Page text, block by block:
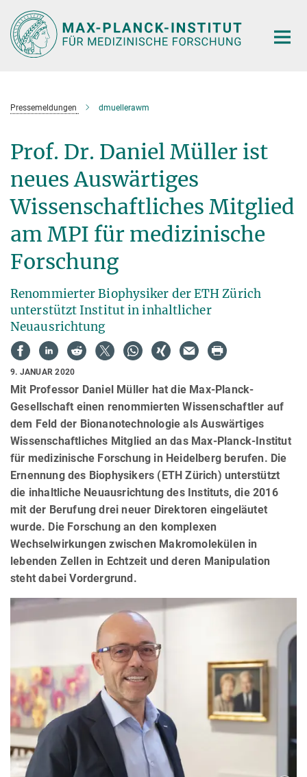
Hauptinhalt
Pressemeldungen dmuellerawm
Prof. Dr. Daniel Müller ist
neues Auswärtiges
Wissenschaftliches Mitglied
am MPI für medizinische
Forschung
Renommierter Biophysiker der ETH Zürich
unterstützt Institut in inhaltlicher
Neuausrichtung
9. JANUAR 2020
Mit Professor Daniel Müller hat die Max-Planck-
Gesellschaft einen renommierten Wissenschaftler auf
dem Feld der Bionanotechnologie als Auswärtiges
Wissenschaftliches Mitglied an das Max-Planck-Institut
für medizinische Forschung in Heidelberg berufen. Die
Ernennung des Biophysikers (ETH Zürich) unterstützt
die inhaltliche Neuausrichtung des Instituts, die 2016
mit der Berufung drei neuer Direktoren eingeläutet
wurde. Die Forschung an den komplexen
Wechselwirkungen zwischen Makromolekülen in
lebenden Zellen in Echtzeit und deren Manipulation
steht dabei Vordergrund.